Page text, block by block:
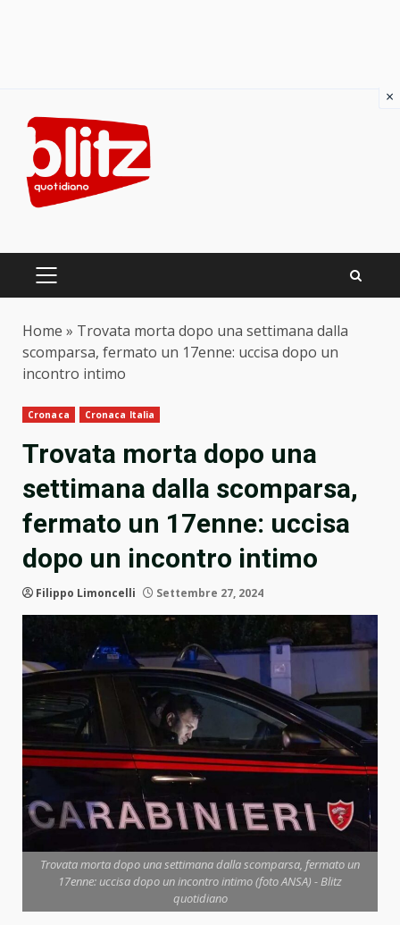
content
PRIMARY
Home » Trovata morta dopo una settimana dalla
scomparsa, fermato un 17enne: uccisa dopo un
incontro intimo
Cronaca Cronaca Italia
Trovata morta dopo una
settimana dalla scomparsa,
fermato un 17enne: uccisa
dopo un incontro intimo
Filippo Limoncelli Settembre 27, 2024
Trovata morta dopo una settimana dalla scomparsa, fermato un
17enne: uccisa dopo un incontro intimo (foto ANSA) - Blitz
quotidiano
×